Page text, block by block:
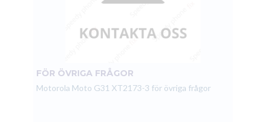
FÖR ÖVRIGA FRÅGOR
Motorola Moto G31 XT2173-3 för övriga frågor